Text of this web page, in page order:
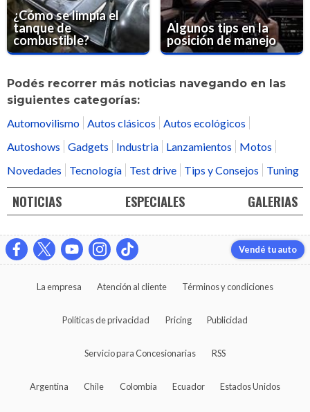
¿Cómo se limpia el
tanque de
combustible?
Algunos tips en la
posición de manejo
Podés recorrer más noticias navegando en las
siguientes categorías:
Automovilismo Autos clásicos
Autos ecológicos
Autoshows
Gadgets Industria Lanzamientos
Motos
Novedades
Tecnología Test drive Tips y Consejos Tuning
NOTICIAS ESPECIALES GALERIAS
Vendé tu auto
La empresa Atención al cliente Términos y condiciones
Políticas de privacidad Pricing Publicidad
Servicio para Concesionarias RSS
Argentina Chile Colombia Ecuador Estados Unidos